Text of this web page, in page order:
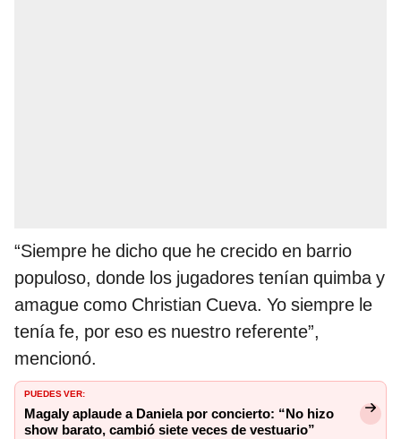
“Siempre he dicho que he crecido en barrio
populoso, donde los jugadores tenían quimba y
amague como Christian Cueva. Yo siempre le
tenía fe, por eso es nuestro referente”,
mencionó.
PUEDES VER:
Magaly aplaude a Daniela por concierto: “No hizo
show barato, cambió siete veces de vestuario”